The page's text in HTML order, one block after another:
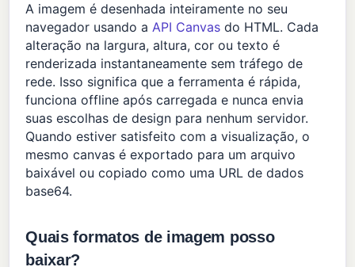
A imagem é desenhada inteiramente no seu
navegador usando aAPI Canvas do HTML. Cada
alteração na largura, altura, cor ou texto é
renderizada instantaneamente sem tráfego de
rede. Isso significa que a ferramenta é rápida,
funciona offline após carregada e nunca envia
suas escolhas de design para nenhum servidor.
Quando estiver satisfeito com a visualização, o
mesmo canvas é exportado para um arquivo
baixável ou copiado como uma URL de dados
base64.
Quais formatos de imagem posso
baixar?